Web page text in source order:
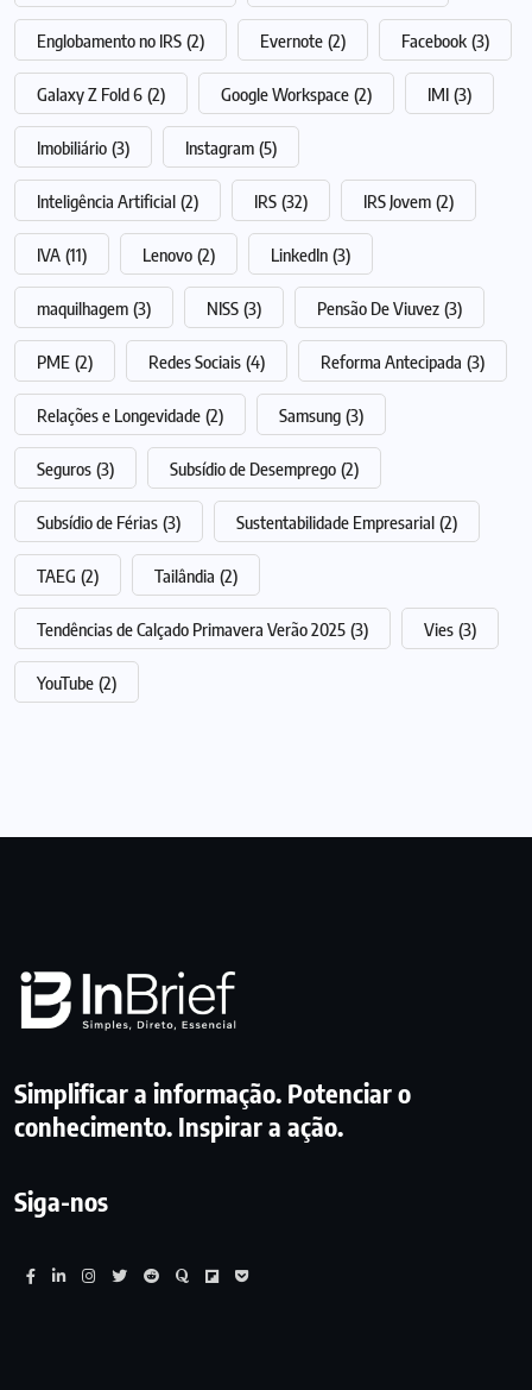
Englobamento no IRS (2) Evernote (2) Facebook (3)
Galaxy Z Fold 6 (2) Google Workspace (2) IMI (3)
Imobiliário (3) Instagram (5)
Inteligência Artificial (2) IRS (32) IRS Jovem (2)
IVA (11) Lenovo (2) LinkedIn (3)
maquilhagem (3) NISS (3) Pensão De Viuvez (3)
PME (2) Redes Sociais (4) Reforma Antecipada (3)
Relações e Longevidade (2) Samsung (3)
Seguros (3) Subsídio de Desemprego (2)
Subsídio de Férias (3) Sustentabilidade Empresarial (2)
TAEG (2) Tailândia (2)
Tendências de Calçado Primavera Verão 2025 (3) Vies (3)
YouTube (2)
Simplificar a informação. Potenciar o
conhecimento. Inspirar a ação.
Siga-nos